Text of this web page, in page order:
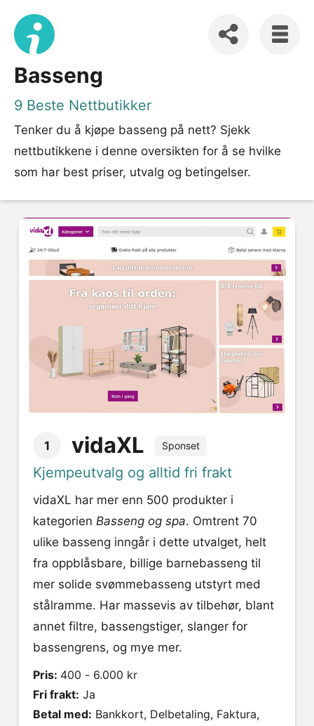
Basseng
9 Beste Nettbutikker
Tenker du å kjøpe basseng på nett? Sjekk
nettbutikkene i denne oversikten for å se hvilke
som har best priser, utvalg og betingelser.
1 vidaXL Sponset
Kjempeutvalg og alltid fri frakt
vidaXL har mer enn 500 produkter i
kategorien Basseng og spa. Omtrent 70
ulike basseng inngår i dette utvalget, helt
fra oppblåsbare, billige barnebasseng til
mer solide svømmebasseng utstyrt med
stålramme. Har massevis av tilbehør, blant
annet filtre, bassengstiger, slanger for
bassengrens, og mye mer.
Pris: 400 - 6.000 kr
Fri frakt: Ja
Betal med: